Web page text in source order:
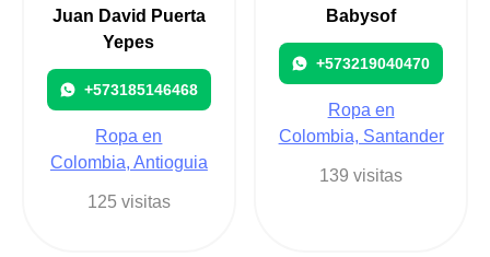
Juan David Puerta
Yepes
+573185146468
Ropa en
Colombia, Antioguia
125 visitas
Babysof
+573219040470
Ropa en
Colombia, Santander
139 visitas